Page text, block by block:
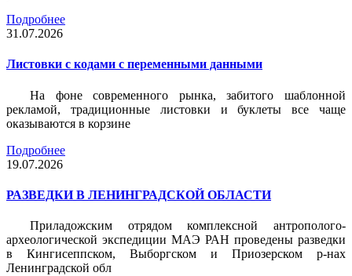
Подробнее
31.07.2026
Листовки c кодами с переменными данными
На фоне современного рынка, забитого шаблонной
рекламой, традиционные листовки и буклеты все чаще
оказываются в корзине
Подробнее
19.07.2026
РАЗВЕДКИ В ЛЕНИНГРАДСКОЙ ОБЛАСТИ
Приладожским отрядом комплексной антрополого-
археологической экспедиции МАЭ РАН проведены разведки
в Кингисеппском, Выборгском и Приозерском р-нах
Ленинградской обл